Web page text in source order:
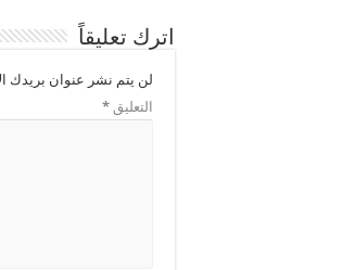
اترك تعليقاً
لن يتم نشر عنوان بريدك
التعليق *